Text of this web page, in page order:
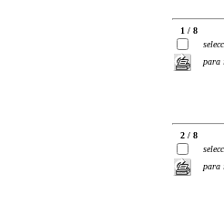
1 / 8
para
2 / 8
para